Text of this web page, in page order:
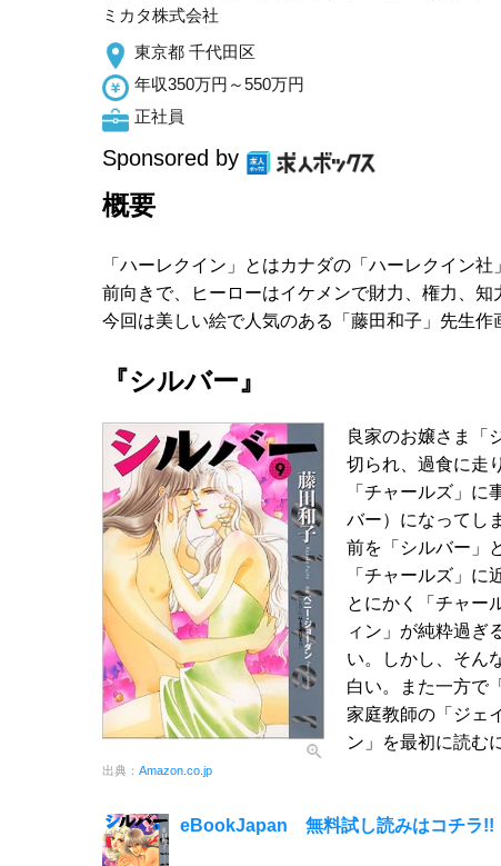
ミカタ株式会社
東京都 千代田区
年収350万円～550万円
正社員
Sponsored by
概要
「ハーレクイン」とはカナダの「ハーレクイン
前向きで、ヒーローはイケメンで財力、権力、
今回は美しい絵で人気のある「藤田和子」先生作
『シルバー』
出典： Amazon.co.jp
良家のお嬢さま「
切られ、過食に走
「チャールズ」
バー）になってし
前を「シルバー」
「チャールズ」
とにかく「チャー
ィン」が純粋過ぎ
い。しかし、そん
白い。また一方で
家庭教師の「ジェ
ン」を最初に読む
eBookJapan 無料試し読みはコチラ!!